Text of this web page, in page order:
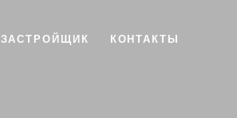
ЗАСТРОЙЩИК КОНТАКТЫ